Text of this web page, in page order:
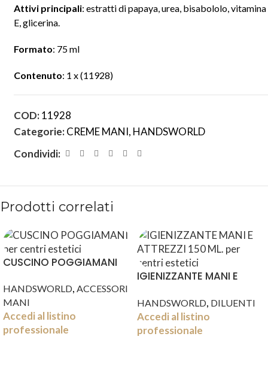
Attivi principali: estratti di papaya, urea, bisabololo, vitamina
E, glicerina.
Formato: 75 ml
Contenuto: 1 x (11928)
COD:11928
Categorie:CREME MANI, HANDSWORLD
Condividi:
Prodotti correlati
CUSCINO POGGIAMANI
HANDSWORLD, ACCESSORI
MANI
Accedi al listino
professionale
IGIENIZZANTE MANI E
HANDSWORLD, DILUENTI
Accedi al listino
professionale